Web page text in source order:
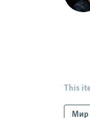
This
Мир